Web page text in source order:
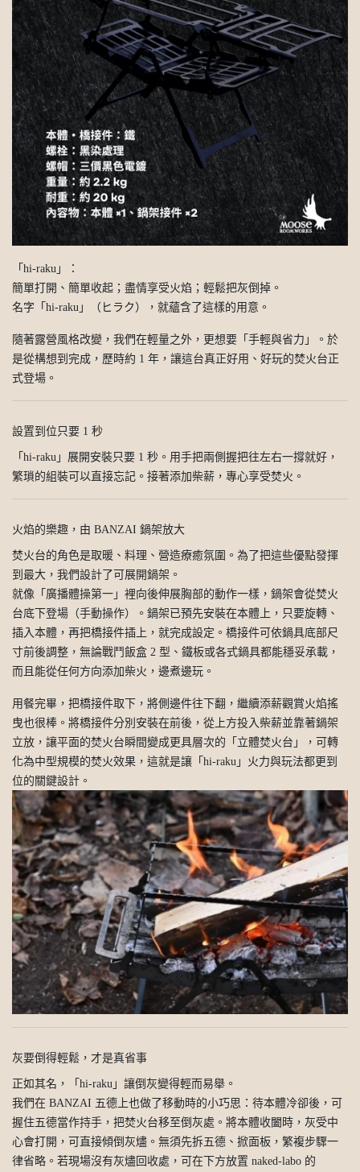
「hi-raku」：
簡單打開、簡單收起；盡情享受火焰；輕鬆把灰倒掉。
名字「hi-raku」（ヒラク），就蘊含了這樣的用意。
隨著露營風格改變，我們在輕量之外，更想要「手輕與省力」。於
是從構想到完成，歷時約 1 年，讓這台真正好用、好玩的焚火台正
式登場。
設置到位只要 1 秒
「hi-raku」展開安裝只要 1 秒。用手把兩側握把往左右一撐就好，
繁瑣的組裝可以直接忘記。接著添加柴薪，專心享受焚火。
火焰的樂趣，由 BANZAI 鍋架放大
焚火台的角色是取暖、料理、營造療癒氛圍。為了把這些優點發揮
到最大，我們設計了可展開鍋架。
就像「廣播體操第一」裡向後伸展胸部的動作一樣，鍋架會從焚火
台底下登場（手動操作）。鍋架已預先安裝在本體上，只要旋轉、
插入本體，再把橋接件插上，就完成設定。橋接件可依鍋具底部尺
寸前後調整，無論戰鬥飯盒 2 型、鐵板或各式鍋具都能穩妥承載，
而且能從任何方向添加柴火，邊煮邊玩。
用餐完畢，把橋接件取下，將側邊件往下翻，繼續添薪觀賞火焰搖
曳也很棒。將橋接件分別安裝在前後，從上方投入柴薪並靠著鍋架
立放，讓平面的焚火台瞬間變成更具層次的「立體焚火台」，可轉
化為中型規模的焚火效果，這就是讓「hi-raku」火力與玩法都更到
位的關鍵設計。
灰要倒得輕鬆，才是真省事
正如其名，「hi-raku」讓倒灰變得輕而易舉。
我們在 BANZAI 五德上也做了移動時的小巧思：待本體冷卻後，可
握住五德當作持手，把焚火台移至倒灰處。將本體收闔時，灰受中
心會打開，可直接傾倒灰燼。無須先拆五德、掀面板，繁複步驟一
律省略。若現場沒有灰燼回收處，可在下方放置 naked-labo 的